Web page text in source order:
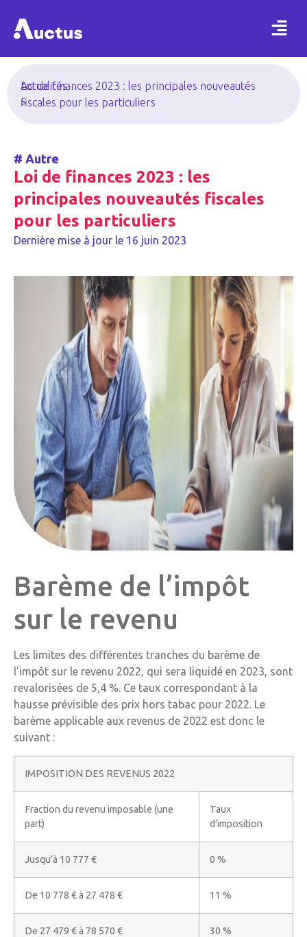
Actualités
>
Loi de finances 2023 : les principales nouveautés
fiscales pour les particuliers
# Autre
Loi de finances 2023 : les
principales nouveautés fiscales
pour les particuliers
Dernière mise à jour le 16 juin 2023
Barème de l’impôt
sur le revenu
Les limites des différentes tranches du barème de
l’impôt sur le revenu 2022, qui sera liquidé en 2023, sont
revalorisées de 5,4 %. Ce taux correspondant à la
hausse prévisible des prix hors tabac pour 2022. Le
barème applicable aux revenus de 2022 est donc le
suivant :
IMPOSITION DES REVENUS 2022
Fraction du revenu imposable (une
part)
Taux
d’imposition
Jusqu’à 10 777 € 0 %
De 10 778 € à 27 478 € 11 %
De 27 479 € à 78 570 € 30 %